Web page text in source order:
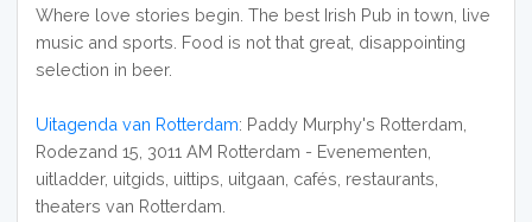
Where love stories begin. The best Irish Pub in town, live
music and sports. Food is not that great, disappointing
selection in beer.
Uitagenda van Rotterdam: Paddy Murphy's Rotterdam,
Rodezand 15, 3011 AM Rotterdam - Evenementen,
uitladder, uitgids, uittips, uitgaan, cafés, restaurants,
theaters van Rotterdam.